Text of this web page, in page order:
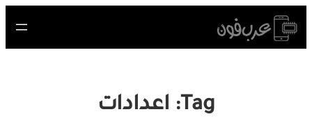
Skip
to
Tag: اعدادات